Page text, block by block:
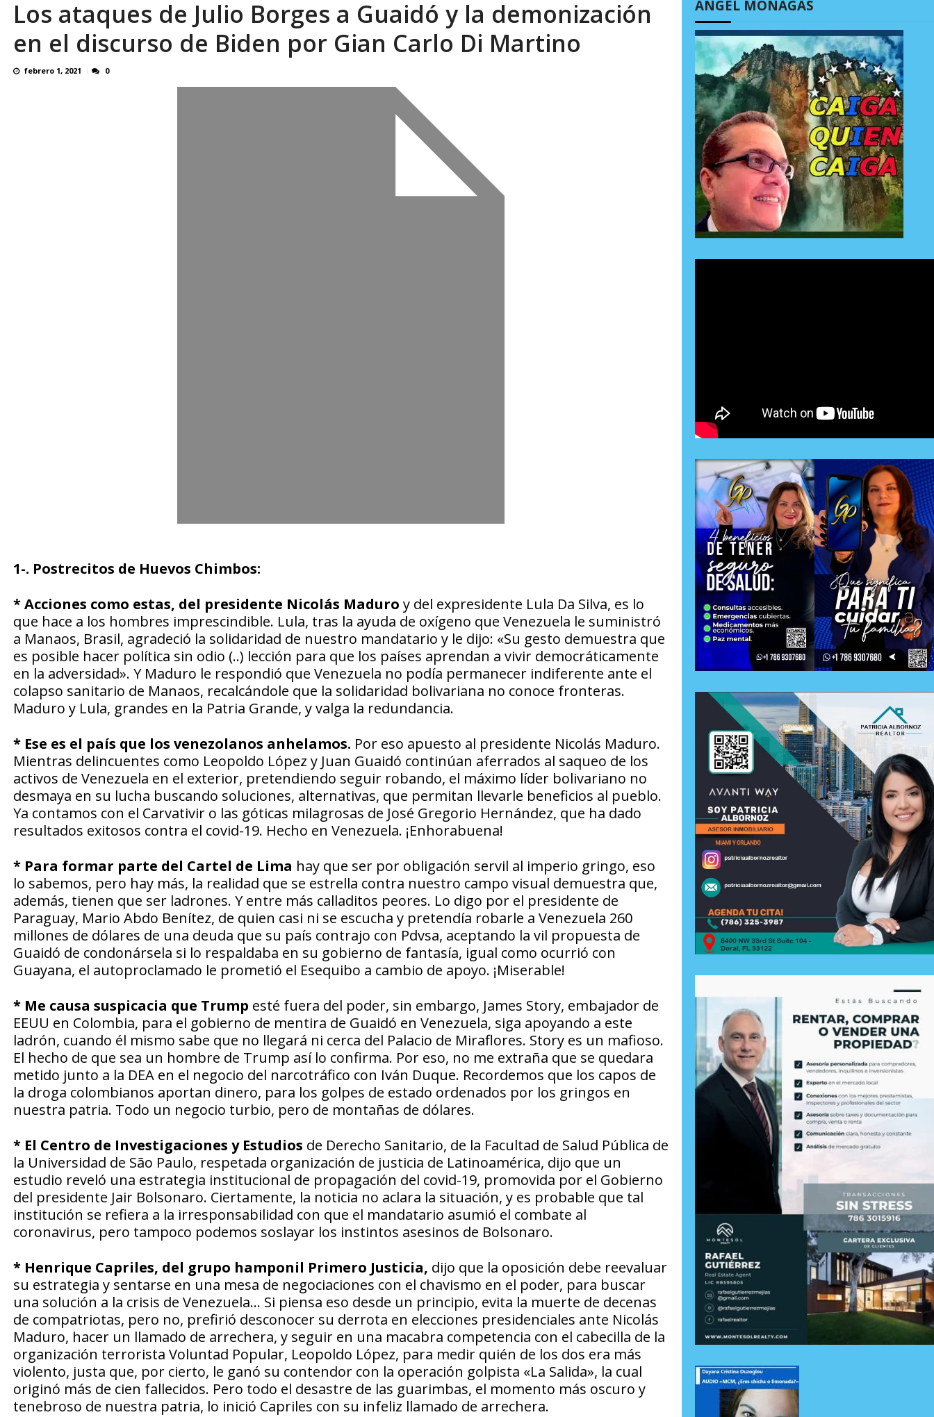
En 8 meses «876 horas de apagones» El desbastador costo del colapso eléctrico en... AGOSTO 7, 2026
Los ataques de Julio Borges a Guaidó y la demonización
en el discurso de Biden por Gian Carlo Di Martino
febrero 1, 2021 0
1-. Postrecitos de Huevos Chimbos:
* Acciones como estas, del presidente Nicolás Maduro y del expresidente Lula Da Silva, es lo
que hace a los hombres imprescindible. Lula, tras la ayuda de oxígeno que Venezuela le suministró
a Manaos, Brasil, agradeció la solidaridad de nuestro mandatario y le dijo: «Su gesto demuestra que
es posible hacer política sin odio (..) lección para que los países aprendan a vivir democráticamente
en la adversidad». Y Maduro le respondió que Venezuela no podía permanecer indiferente ante el
colapso sanitario de Manaos, recalcándole que la solidaridad bolivariana no conoce fronteras.
Maduro y Lula, grandes en la Patria Grande, y valga la redundancia.
* Ese es el país que los venezolanos anhelamos. Por eso apuesto al presidente Nicolás Maduro.
Mientras delincuentes como Leopoldo López y Juan Guaidó continúan aferrados al saqueo de los
activos de Venezuela en el exterior, pretendiendo seguir robando, el máximo líder bolivariano no
desmaya en su lucha buscando soluciones, alternativas, que permitan llevarle beneficios al pueblo.
Ya contamos con el Carvativir o las góticas milagrosas de José Gregorio Hernández, que ha dado
resultados exitosos contra el covid-19. Hecho en Venezuela. ¡Enhorabuena!
* Para formar parte del Cartel de Lima hay que ser por obligación servil al imperio gringo, eso
lo sabemos, pero hay más, la realidad que se estrella contra nuestro campo visual demuestra que,
además, tienen que ser ladrones. Y entre más calladitos peores. Lo digo por el presidente de
Paraguay, Mario Abdo Benítez, de quien casi ni se escucha y pretendía robarle a Venezuela 260
millones de dólares de una deuda que su país contrajo con Pdvsa, aceptando la vil propuesta de
Guaidó de condonársela si lo respaldaba en su gobierno de fantasía, igual como ocurrió con
Guayana, el autoproclamado le prometió el Esequibo a cambio de apoyo. ¡Miserable!
* Me causa suspicacia que Trump esté fuera del poder, sin embargo, James Story, embajador de
EEUU en Colombia, para el gobierno de mentira de Guaidó en Venezuela, siga apoyando a este
ladrón, cuando él mismo sabe que no llegará ni cerca del Palacio de Miraflores. Story es un mafioso.
El hecho de que sea un hombre de Trump así lo confirma. Por eso, no me extraña que se quedara
metido junto a la DEA en el negocio del narcotráfico con Iván Duque. Recordemos que los capos de
la droga colombianos aportan dinero, para los golpes de estado ordenados por los gringos en
nuestra patria. Todo un negocio turbio, pero de montañas de dólares.
* El Centro de Investigaciones y Estudios de Derecho Sanitario, de la Facultad de Salud Pública de
la Universidad de São Paulo, respetada organización de justicia de Latinoamérica, dijo que un
estudio reveló una estrategia institucional de propagación del covid-19, promovida por el Gobierno
del presidente Jair Bolsonaro. Ciertamente, la noticia no aclara la situación, y es probable que tal
institución se refiera a la irresponsabilidad con que el mandatario asumió el combate al
coronavirus, pero tampoco podemos soslayar los instintos asesinos de Bolsonaro.
* Henrique Capriles, del grupo hamponil Primero Justicia, dijo que la oposición debe reevaluar
su estrategia y sentarse en una mesa de negociaciones con el chavismo en el poder, para buscar
una solución a la crisis de Venezuela… Si piensa eso desde un principio, evita la muerte de decenas
de compatriotas, pero no, prefirió desconocer su derrota en elecciones presidenciales ante Nicolás
Maduro, hacer un llamado de arrechera, y seguir en una macabra competencia con el cabecilla de la
organización terrorista Voluntad Popular, Leopoldo López, para medir quién de los dos era más
violento, justa que, por cierto, le ganó su contendor con la operación golpista «La Salida», la cual
originó más de cien fallecidos. Pero todo el desastre de las guarimbas, el momento más oscuro y
tenebroso de nuestra patria, lo inició Capriles con su infeliz llamado de arrechera.
ÁNGEL MONAGAS